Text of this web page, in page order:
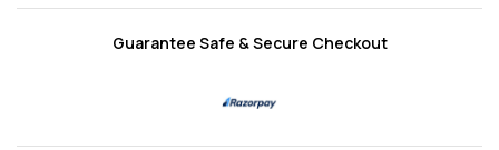
Guarantee Safe & Secure Checkout